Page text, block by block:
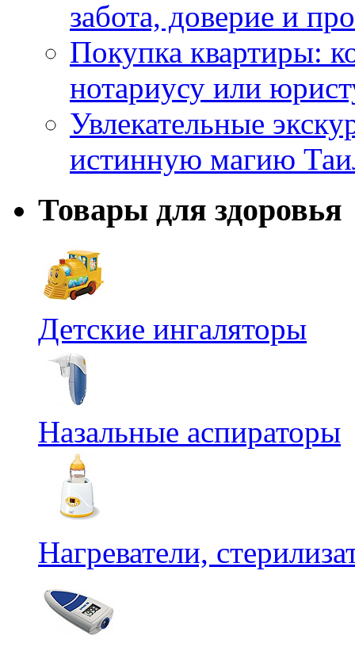
забота, доверие и
Покупка квартиры:
нотариусу или
Увлекательные
истинную магию
Товары для здоровья
Детские ингаляторы
Назальные аспираторы
Нагреватели,